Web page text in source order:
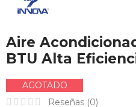
Aire
BTU Alta
AGOTADO
Reseñas (0)